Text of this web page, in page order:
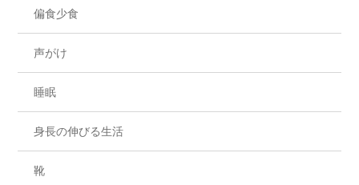
偏食少食
声がけ
睡眠
身長の伸びる生活
靴